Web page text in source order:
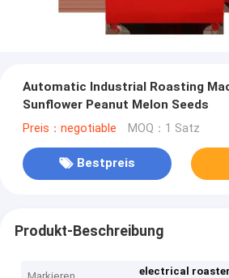
Automatic Industrial Roasting
Sunflower Peanut Melon Seeds
Preis：negotiable MOQ：1 Satz
Bestpreis
Produkt-Beschreibung
electrical